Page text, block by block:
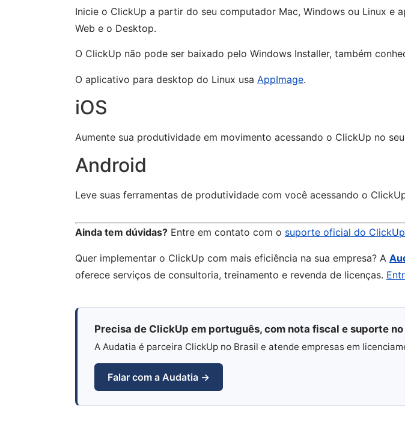
Inicie o ClickUp a partir do seu computador Mac, Windows ou Linux e
Web e o Desktop.
O ClickUp não pode ser baixado pelo Windows Installer, também
O aplicativo para desktop do Linux usa AppImage.
iOS
Aumente sua produtividade em movimento acessando o ClickUp no seu
Android
Leve suas ferramentas de produtividade com você acessando o
Ainda tem dúvidas? Entre em contato com o suporte oficial do ClickUp
Quer implementar o ClickUp com mais eficiência na sua empresa? A
oferece serviços de consultoria, treinamento e revenda de licenças.
Precisa de ClickUp em português, com nota fiscal e suporte
A Audatia é parceira ClickUp no Brasil e atende empresas em
Falar com a Audatia →